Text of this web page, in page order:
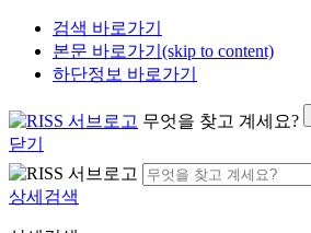
검색 바로가기
본문 바로가기(skip to content)
하단정보 바로가기
무엇을 찾고 계세요?
닫기
상세검색